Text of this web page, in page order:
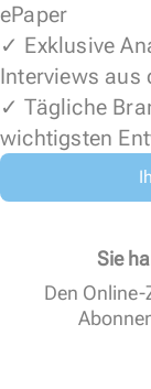
ePaper
✓ Exklusive
Interviews aus
✓ Tägliche
wichtigsten
Sie
Den